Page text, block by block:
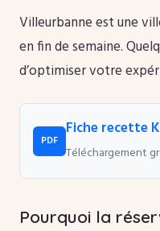
Villeurbanne est une
en fin de semaine.
d’optimiser votre
PDF
Fiche recette
Téléchargement
Pourquoi la